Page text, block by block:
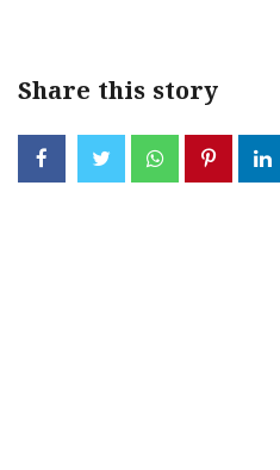
Share this story